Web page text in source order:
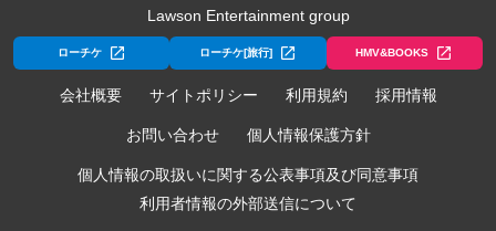
Lawson Entertainment group
ローチケ ローチケ[旅行] HMV&BOOKS
会社概要 サイトポリシー 利用規約 採用情報
お問い合わせ 個人情報保護方針
個人情報の取扱いに関する公表事項及び同意事項
利用者情報の外部送信について